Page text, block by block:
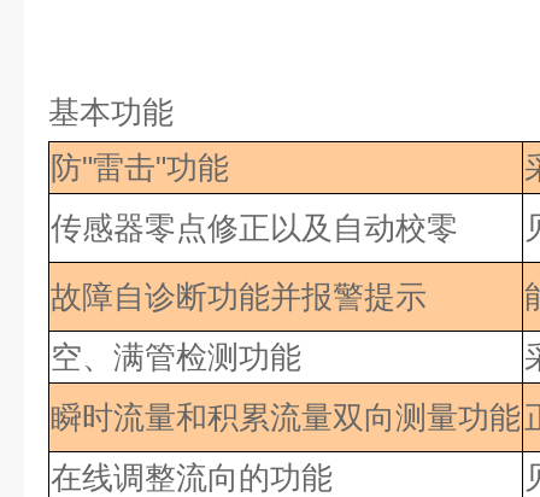
基本功能
防"雷击"功能
传感器零点修正以及自动校零
故障自诊断功能并报警提示
空、满管检测功能
瞬时流量和积累流量双向测量功能
在线调整流向的功能